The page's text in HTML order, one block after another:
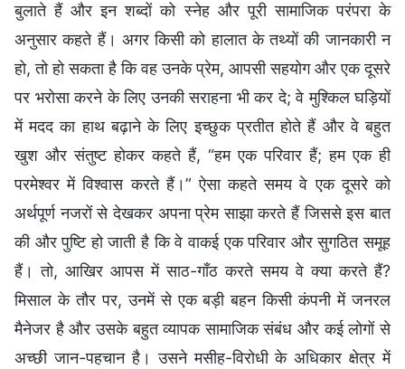
बुलाते हैं और इन शब्दों को स्नेह और पूरी सामाजिक परंपरा के
अनुसार कहते हैं। अगर किसी को हालात के तथ्यों की जानकारी न
हो, तो हो सकता है कि वह उनके प्रेम, आपसी सहयोग और एक दूसरे
पर भरोसा करने के लिए उनकी सराहना भी कर दे; वे मुश्किल घड़ियों
में मदद का हाथ बढ़ाने के लिए इच्छुक प्रतीत होते हैं और वे बहुत
खुश और संतुष्ट होकर कहते हैं, “हम एक परिवार हैं; हम एक ही
परमेश्वर में विश्वास करते हैं।” ऐसा कहते समय वे एक दूसरे को
अर्थपूर्ण नजरों से देखकर अपना प्रेम साझा करते हैं जिससे इस बात
की और पुष्टि हो जाती है कि वे वाकई एक परिवार और सुगठित समूह
हैं। तो, आखिर आपस में साठ-गाँठ करते समय वे क्या करते हैं?
मिसाल के तौर पर, उनमें से एक बड़ी बहन किसी कंपनी में जनरल
मैनेजर है और उसके बहुत व्यापक सामाजिक संबंध और कई लोगों से
अच्छी जान-पहचान है। उसने मसीह-विरोधी के अधिकार क्षेत्र में